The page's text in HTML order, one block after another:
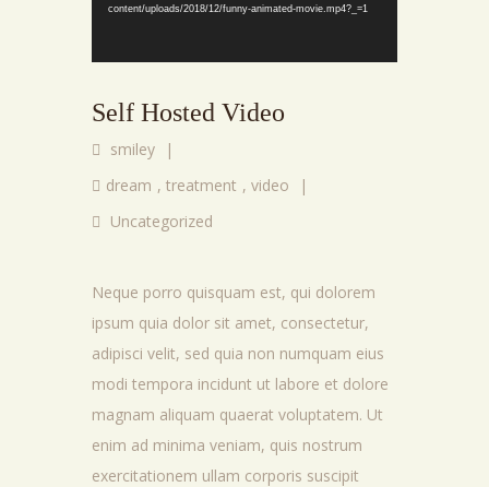
content/uploads/2018/12/funny-animated-movie.mp4?_=1
Self Hosted Video
smiley
|
dream , treatment , video
|
Uncategorized
Neque porro quisquam est, qui dolorem
ipsum quia dolor sit amet, consectetur,
adipisci velit, sed quia non numquam eius
modi tempora incidunt ut labore et dolore
magnam aliquam quaerat voluptatem. Ut
enim ad minima veniam, quis nostrum
exercitationem ullam corporis suscipit